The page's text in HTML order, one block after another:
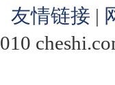
友情链接 |